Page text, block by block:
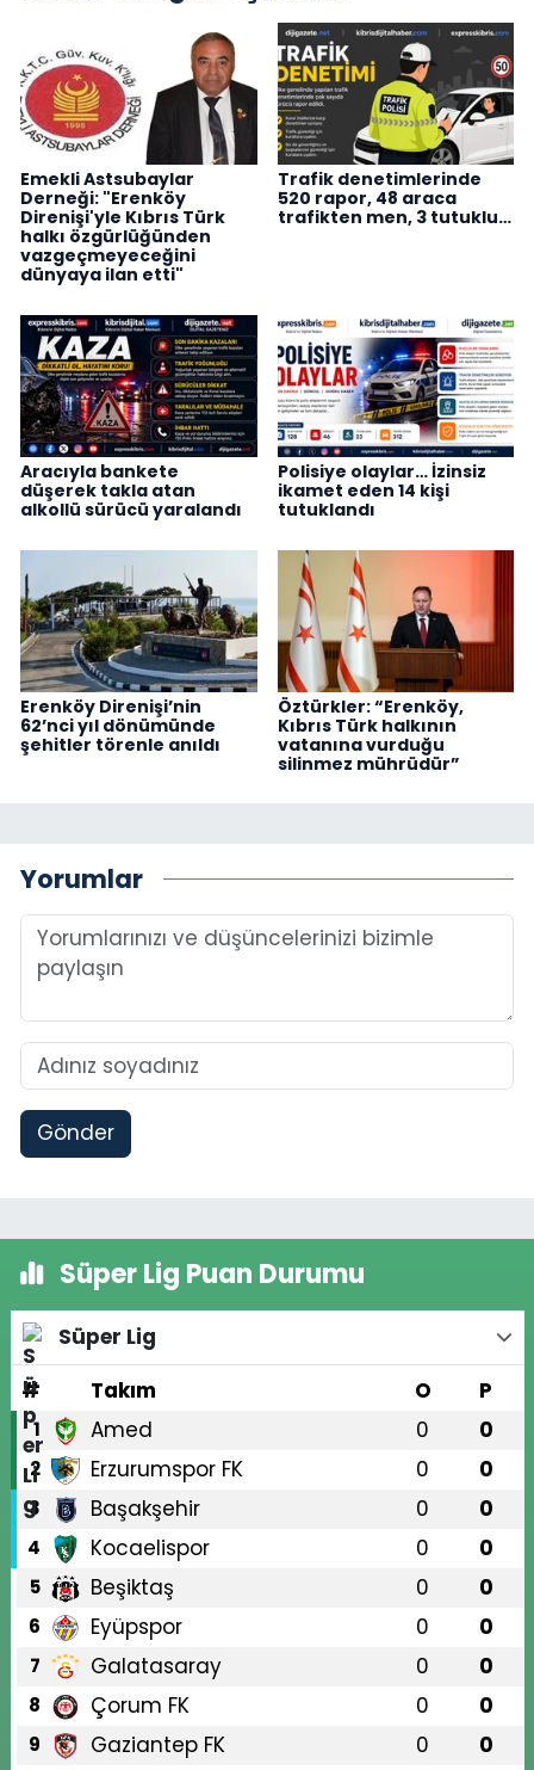
Emekli Astsubaylar
Derneği: "Erenköy
Direnişi'yle Kıbrıs Türk
halkı özgürlüğünden
vazgeçmeyeceğini
dünyaya ilan etti"
Trafik denetimlerinde
520 rapor, 48 araca
trafikten men, 3 tutuklu…
Aracıyla bankete
düşerek takla atan
alkollü sürücü yaralandı
Polisiye olaylar… İzinsiz
ikamet eden 14 kişi
tutuklandı
Erenköy Direnişi’nin
62’nci yıl dönümünde
şehitler törenle anıldı
Öztürkler: “Erenköy,
Kıbrıs Türk halkının
vatanına vurduğu
silinmez mührüdür”
Yorumlar
Gönder
Süper Lig Puan Durumu
Süper Lig
#
Takım O P
1 Amed 0 0
2 Erzurumspor FK 0 0
3 Başakşehir 0 0
4 Kocaelispor 0 0
5 Beşiktaş 0 0
6 Eyüpspor 0 0
7 Galatasaray 0 0
8 Çorum FK 0 0
9 Gaziantep FK 0
0